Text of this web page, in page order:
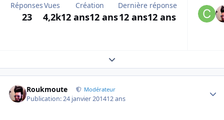
Réponses
23
Vues
4,2k
Création
12 ans12 ans
Dernière réponse
12 ans12 ans
Expand topic overview
Roukmoute Modérateur
Publication:24 janvier 201412 ans